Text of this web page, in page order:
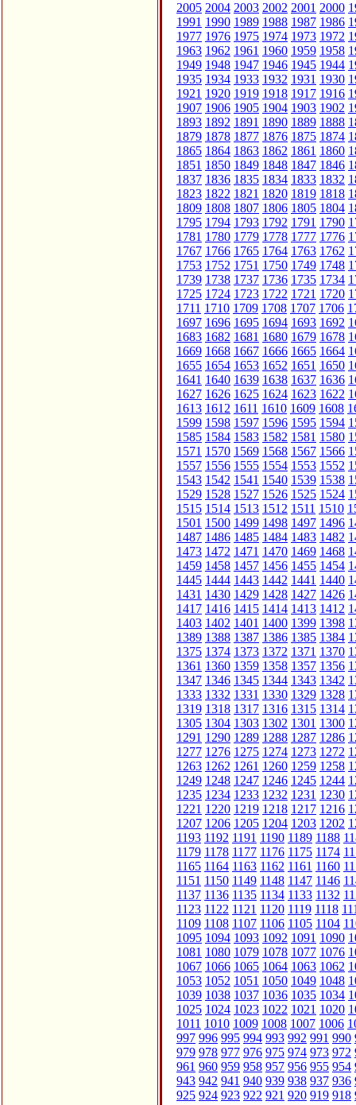
2005 2004 2003 2002 2001 2000
1991 1990 1989 1988 1987 1986
1977 1976 1975 1974 1973 1972
1963 1962 1961 1960 1959 1958
1949 1948 1947 1946 1945 1944
1935 1934 1933 1932 1931 1930
1921 1920 1919 1918 1917 1916
1907 1906 1905 1904 1903 1902
1893 1892 1891 1890 1889 1888
1879 1878 1877 1876 1875 1874
1865 1864 1863 1862 1861 1860
1851 1850 1849 1848 1847 1846
1837 1836 1835 1834 1833 1832
1823 1822 1821 1820 1819 1818
1809 1808 1807 1806 1805 1804
1795 1794 1793 1792 1791 1790
1781 1780 1779 1778 1777 1776
1767 1766 1765 1764 1763 1762
1753 1752 1751 1750 1749 1748
1739 1738 1737 1736 1735 1734
1725 1724 1723 1722 1721 1720
1711 1710 1709 1708 1707 1706
1697 1696 1695 1694 1693 1692
1683 1682 1681 1680 1679 1678
1669 1668 1667 1666 1665 1664
1655 1654 1653 1652 1651 1650
1641 1640 1639 1638 1637 1636
1627 1626 1625 1624 1623 1622
1613 1612 1611 1610 1609 1608
1599 1598 1597 1596 1595 1594
1585 1584 1583 1582 1581 1580
1571 1570 1569 1568 1567 1566
1557 1556 1555 1554 1553 1552
1543 1542 1541 1540 1539 1538
1529 1528 1527 1526 1525 1524
1515 1514 1513 1512 1511 1510
1501 1500 1499 1498 1497 1496
1487 1486 1485 1484 1483 1482
1473 1472 1471 1470 1469 1468
1459 1458 1457 1456 1455 1454
1445 1444 1443 1442 1441 1440
1431 1430 1429 1428 1427 1426
1417 1416 1415 1414 1413 1412
1403 1402 1401 1400 1399 1398
1389 1388 1387 1386 1385 1384
1375 1374 1373 1372 1371 1370
1361 1360 1359 1358 1357 1356
1347 1346 1345 1344 1343 1342
1333 1332 1331 1330 1329 1328
1319 1318 1317 1316 1315 1314
1305 1304 1303 1302 1301 1300
1291 1290 1289 1288 1287 1286
1277 1276 1275 1274 1273 1272
1263 1262 1261 1260 1259 1258
1249 1248 1247 1246 1245 1244
1235 1234 1233 1232 1231 1230
1221 1220 1219 1218 1217 1216
1207 1206 1205 1204 1203 1202
1193 1192 1191 1190 1189 1188
1179 1178 1177 1176 1175 1174
1165 1164 1163 1162 1161 1160
1151 1150 1149 1148 1147 1146
1137 1136 1135 1134 1133 1132
1123 1122 1121 1120 1119 1118
1109 1108 1107 1106 1105 1104
1095 1094 1093 1092 1091 1090
1081 1080 1079 1078 1077 1076
1067 1066 1065 1064 1063 1062
1053 1052 1051 1050 1049 1048
1039 1038 1037 1036 1035 1034
1025 1024 1023 1022 1021 1020
1011 1010 1009 1008 1007 1006
997 996 995 994 993 992 991 990
979 978 977 976 975 974 973 972
961 960 959 958 957 956 955 954
943 942 941 940 939 938 937 936
925 924 923 922 921 920 919 918